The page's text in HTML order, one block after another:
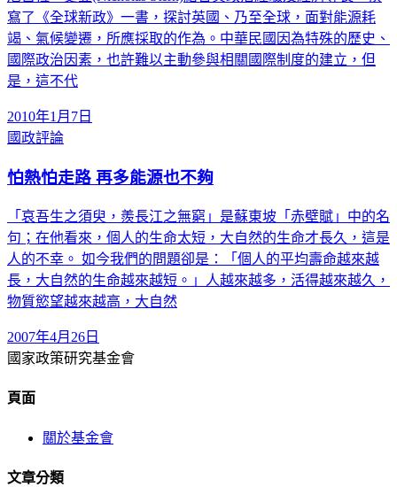
寫了《全球新政》一書，探討英國、乃至全球，面對能源耗
竭、氣候變遷，所應採取的作為。中華民國因為特殊的歷史、
國際政治因素，也許難以主動參與相關國際制度的建立，但
是，這不代
2010年1月7日
國政評論
怕熱怕走路 再多能源也不夠
「哀吾生之須臾，羨長江之無窮」是蘇東坡「赤壁賦」中的名
句；在他看來，個人的生命太短，大自然的生命才長久，這是
人的不幸。 如今我們的問題卻是：「個人的平均壽命越來越
長，大自然的生命越來越短。」人越來越多，活得越來越久，
物質慾望越來越高，大自然
2007年4月26日
國家政策研究基金會
頁面
關於基金會
文章分類